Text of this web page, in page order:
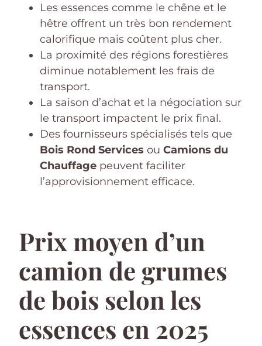
Les essences comme le chêne et le
hêtre offrent un très bon rendement
calorifique mais coûtent plus cher.
La proximité des régions forestières
diminue notablement les frais de
transport.
La saison d’achat et la négociation sur
le transport impactent le prix final.
Des fournisseurs spécialisés tels que
Bois Rond Services ou Camions du
Chauffage peuvent faciliter
l’approvisionnement efficace.
Prix moyen d’un
camion de grumes
de bois selon les
essences en 2025